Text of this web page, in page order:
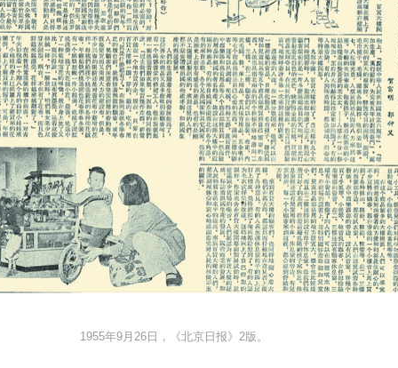
1955年9月26日，《北京日报》2版。